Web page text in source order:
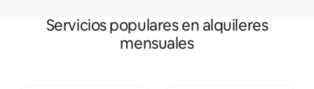
Servicios populares en alquileres
mensuales